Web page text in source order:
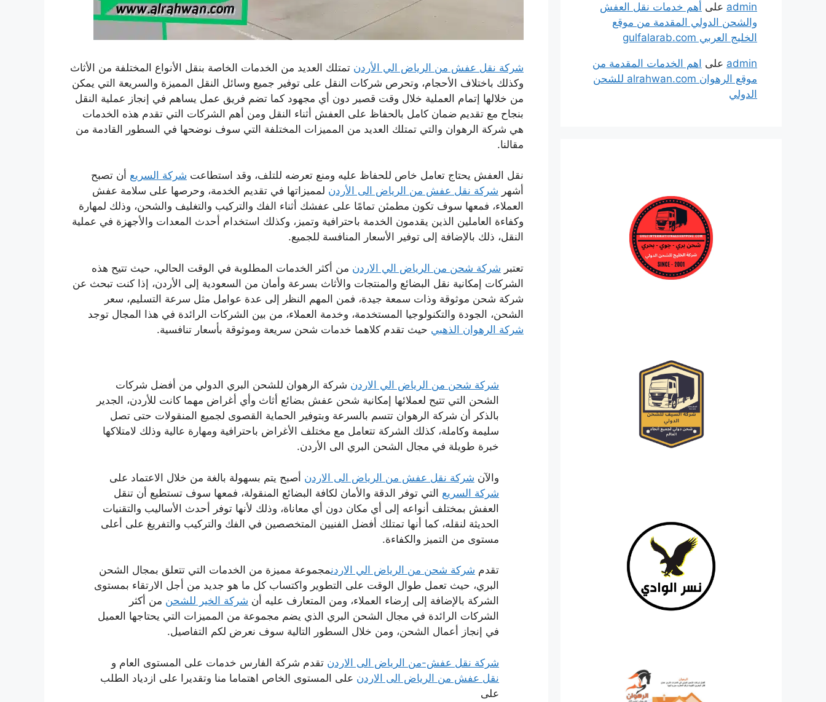
شركة نقل عفش من الرياض الي الأردن تمتلك العديد من الخدمات الخاصة بنقل الأنواع المختلفة من الأثاث
وكذلك باختلاف الأحجام، وتحرص شركات النقل على توفير جميع وسائل النقل المميزة والسريعة التي يمكن
من خلالها إتمام العملية خلال وقت قصير دون أي مجهود كما تضم فريق عمل يساهم في إنجاز عملية النقل
بنجاح مع تقديم ضمان كامل بالحفاظ على العفش أثناء النقل ومن أهم الشركات التي تقدم هذه الخدمات
هي شركة الرهوان والتي تمتلك العديد من المميزات المختلفة التي سوف نوضحها في السطور القادمة من
مقالنا.
نقل العفش يحتاج تعامل خاص للحفاظ عليه ومنع تعرضه للتلف، وقد استطاعت شركة السريع أن تصبح
أشهر شركة نقل عفش من الرياض الى الأردن لمميزاتها في تقديم الخدمة، وحرصها على سلامة عفش
العملاء، فمعها سوف تكون مطمئن تمامًا على عفشك أثناء الفك والتركيب والتغليف والشحن، وذلك لمهارة
وكفاءة العاملين الذين يقدمون الخدمة باحترافية وتميز، وكذلك استخدام أحدث المعدات والأجهزة في عملية
النقل، ذلك بالإضافة إلى توفير الأسعار المنافسة للجميع.
تعتبر شركة شحن من الرياض الي الاردن من أكثر الخدمات المطلوبة في الوقت الحالي، حيث تتيح هذه
الشركات إمكانية نقل البضائع والمنتجات والأثاث بسرعة وأمان من السعودية إلى الأردن، إذا كنت تبحث عن
شركة شحن موثوقة وذات سمعة جيدة، فمن المهم النظر إلى عدة عوامل مثل سرعة التسليم، سعر
الشحن، الجودة والتكنولوجيا المستخدمة، وخدمة العملاء، من بين الشركات الرائدة في هذا المجال توجد
شركة الرهوان الذهبي حيث تقدم كلاهما خدمات شحن سريعة وموثوقة بأسعار تنافسية.
شركة شحن من الرياض الي الاردن شركة الرهوان للشحن البري الدولي من أفضل شركات
الشحن التي تتيح لعملائها إمكانية شحن عفش بضائع أثاث وأي أغراض مهما كانت للأردن، الجدير
بالذكر أن شركة الرهوان تتسم بالسرعة وبتوفير الحماية القصوى لجميع المنقولات حتى تصل
سليمة وكاملة، كذلك الشركة تتعامل مع مختلف الأغراض باحترافية ومهارة عالية وذلك لامتلاكها
خبرة طويلة في مجال الشحن البري الى الأردن.
والآن شركة نقل عفش من الرياض الى الاردن أصبح يتم بسهولة بالغة من خلال الاعتماد على
شركة السريع التي توفر الدقة والأمان لكافة البضائع المنقولة، فمعها سوف تستطيع أن تنقل
العفش بمختلف أنواعه إلى أي مكان دون أي معاناة، وذلك لأنها توفر أحدث الأساليب والتقنيات
الحديثة لنقله، كما أنها تمتلك أفضل الفنيين المتخصصين في الفك والتركيب والتفريغ على أعلى
مستوى من التميز والكفاءة.
تقدم شركة شحن من الرياض الي الاردنمجموعة مميزة من الخدمات التي تتعلق بمجال الشحن
البري، حيث تعمل طوال الوقت على التطوير واكتساب كل ما هو جديد من أجل الارتقاء بمستوى
الشركة بالإضافة إلى إرضاء العملاء، ومن المتعارف عليه أن شركة الخير للشحن من أكثر
الشركات الرائدة في مجال الشحن البري الذي يضم مجموعة من المميزات التي يحتاجها العميل
في إنجاز أعمال الشحن، ومن خلال السطور التالية سوف نعرض لكم التفاصيل.
شركة نقل عفش-من الرياض الى الاردن تقدم شركة الفارس خدمات على المستوى العام و
نقل عفش من الرياض الى الاردن على المستوى الخاص اهتماما منا وتقديرا على ازدياد الطلب
على
admin على أهم خدمات نقل العفش
والشحن الدولي المقدمة من موقع
الخليج العربي gulfalarab.com
admin على اهم الخدمات المقدمة من
موقع الرهوان alrahwan.com للشحن
الدولي